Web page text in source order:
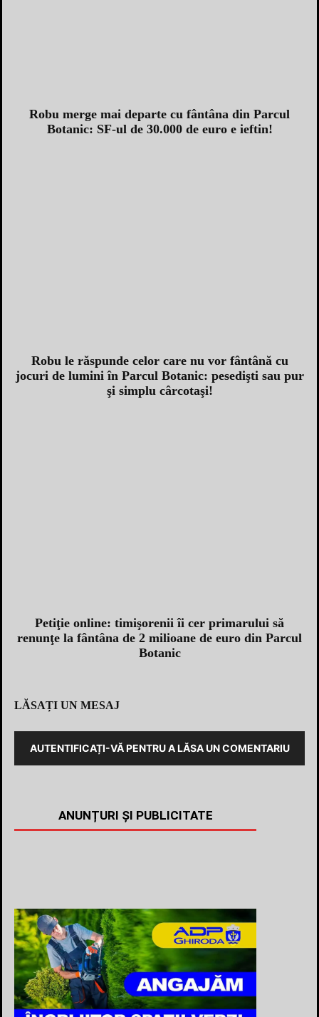
Robu merge mai departe cu fântâna din Parcul
Botanic: SF-ul de 30.000 de euro e ieftin!
Robu le răspunde celor care nu vor fântână cu
jocuri de lumini în Parcul Botanic: pesedişti sau pur
şi simplu cârcotaşi!
Petiţie online: timişorenii îi cer primarului să
renunţe la fântâna de 2 milioane de euro din Parcul
Botanic
LĂSAȚI UN MESAJ
AUTENTIFICAȚI-VĂ PENTRU A LĂSA UN COMENTARIU
ANUNȚURI ȘI PUBLICITATE